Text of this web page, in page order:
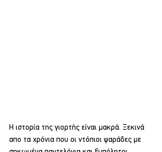
Η ιστορία της γιορτής είναι μακρά. Ξεκινά
απο τα χρόνια που οι ντόπιοι ψαράδες με